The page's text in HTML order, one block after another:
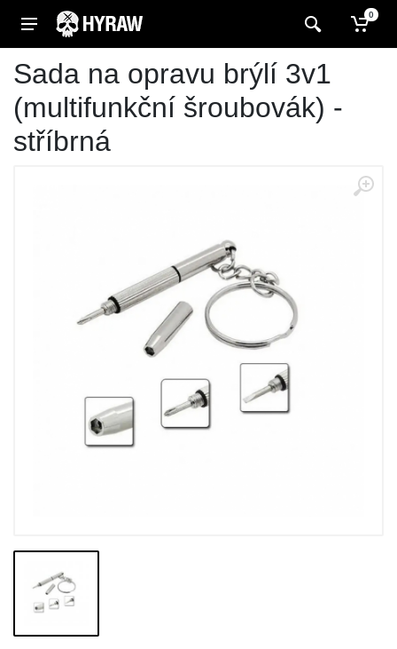
0
Sada na opravu brýlí 3v1
(multifunkční šroubovák) -
stříbrná